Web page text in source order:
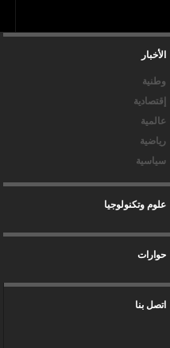
الأخبار
وطنية
إقتصادية
عالمية
رياضية
سياسية
علوم وتكنولوجيا
حوارات
اتصل بنا